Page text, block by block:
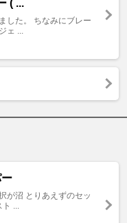
( ...
した。 ちなみにブレー
ェ ...
が沼 とりあえずのセッ
ト ...